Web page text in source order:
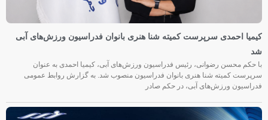
کیمیا احمدی سرپرست کمیته شنا هنری بانوان فدراسیون ورزش‌های آبی
شد
با حکم محسن رضوانی، رئیس فدراسیون ورزش‌های آبی، کیمیا احمدی به عنوان
سرپرست کمیته شنا هنری بانوان فدراسیون منصوب شد. به گزارش روابط عمومی
فدراسیون ورزش‌های آبی، در حکم صادر